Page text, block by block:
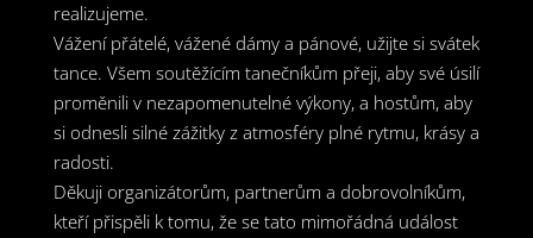
realizujeme.
Vážení přátelé, vážené dámy a pánové, užijte si svátek
tance. Všem soutěžícím tanečníkům přeji, aby své úsilí
proměnili v nezapomenutelné výkony, a hostům, aby
si odnesli silné zážitky z atmosféry plné rytmu, krásy a
radosti.
Děkuji organizátorům, partnerům a dobrovolníkům,
kteří přispěli k tomu, že se tato mimořádná událost